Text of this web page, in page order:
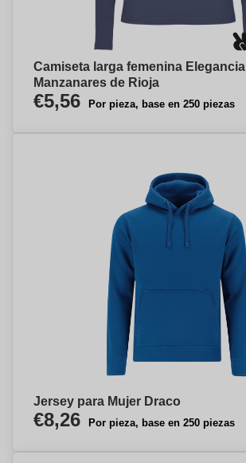
Camiseta larga femenina
Manzanares de Rioja
€5,56 Por pieza, base en 250 piezas
Jersey para Mujer Draco
€8,26 Por pieza, base en 250 piezas